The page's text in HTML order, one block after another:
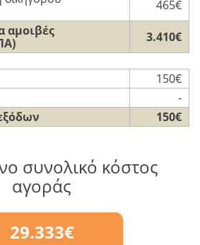
465€
αμοιβές
3.410€
150€
-
150€
συνολικό κόστος
αγοράς
29.333€